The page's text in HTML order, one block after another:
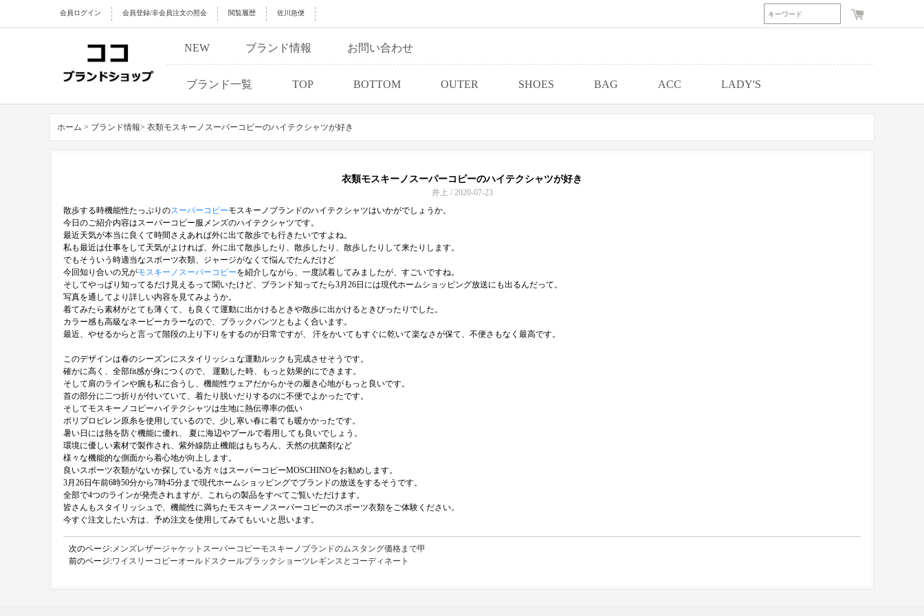
会員ログイン 会員登録/非会員注文の照会 閲覧履歴 佐川急便
NEW ブランド情報 お問い合わせ
ブランド一覧 TOP BOTTOM OUTER SHOES BAG ACC LADY'S
ホーム > ブランド情報> 衣類モスキーノスーパーコピーのハイテクシャツが好き
衣類モスキーノスーパーコピーのハイテクシャツが好き
井上 / 2020-07-23
散歩する時機能性たっぷりのスーパーコピーモスキーノブランドのハイテクシャツはいかがでしょうか。
今日のご紹介内容はスーパーコピー服メンズのハイテクシャツです。
最近天気が本当に良くて時間さえあれば外に出て散歩でも行きたいですよね。
私も最近は仕事をして天気がよければ、外に出て散歩したり、散歩したり、散歩したりして来たりします。
でもそういう時適当なスポーツ衣類、ジャージがなくて悩んでたんだけど
今回知り合いの兄がモスキーノスーパーコピーを紹介しながら、一度試着してみましたが、すごいですね。
そしてやっぱり知ってるだけ見えるって聞いたけど、ブランド知ってたら3月26日には現代ホームショッピング放送にも出るんだって。
写真を通してより詳しい内容を見てみようか。
着てみたら素材がとても薄くて、も良くて運動に出かけるときや散歩に出かけるときぴったりでした。
カラー感も高級なネービーカラーなので、ブラックパンツともよく合います。
最近、やせるからと言って階段の上り下りをするのが日常ですが、 汗をかいてもすぐに乾いて楽なさが保て、不便さもなく最高です。
このデザインは春のシーズンにスタイリッシュな運動ルックも完成させそうです。
確かに高く、全部fit感が身につくので、 運動した時、もっと効果的にできます。
そして肩のラインや腕も私に合うし、機能性ウェアだからかその履き心地がもっと良いです。
首の部分に二つ折りが付いていて、着たり脱いだりするのに不便でよかったです。
そしてモスキーノコピーハイテクシャツは生地に熱伝導率の低い
ポリプロピレン原糸を使用しているので、少し寒い春に着ても暖かかったです。
暑い日には熱を防ぐ機能に優れ、 夏に海辺やプールで着用しても良いでしょう。
環境に優しい素材で製作され、紫外線防止機能はもちろん、天然の抗菌剤など
様々な機能的な側面から着心地が向上します。
良いスポーツ衣類がないか探している方々はスーパーコピーMOSCHINOをお勧めします。
3月26日午前6時50分から7時45分まで現代ホームショッピングでブランドの放送をするそうです。
全部で4つのラインが発売されますが、これらの製品をすべてご覧いただけます。
皆さんもスタイリッシュで、機能性に満ちたモスキーノスーパーコピーのスポーツ衣類をご体験ください。
今すぐ注文したい方は、予め注文を使用してみてもいいと思います。
次のページ:メンズレザージャケットスーパーコピーモスキーノブランドのムスタング価格まで甲
前のページ:ワイスリーコピーオールドスクールブラックショーツレギンスとコーディネート